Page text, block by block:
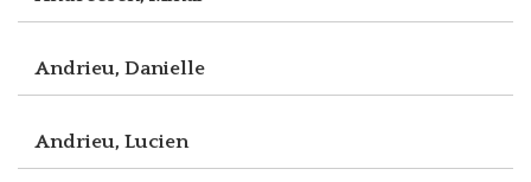
Andrieu, Danielle
Andrieu, Lucien